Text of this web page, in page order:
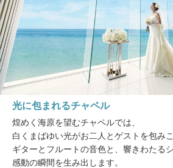
光に包まれるチャペル
煌めく海原を望むチャペルでは、
白くまばゆい光がお二人とゲストを包みこ
ギターとフルートの音色と、響きわたる
感動の瞬間を生み出します。